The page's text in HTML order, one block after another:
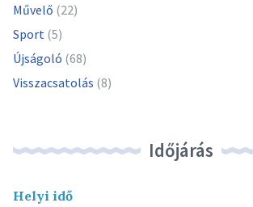
Művelő (22)
Sport (5)
Újságoló (68)
Visszacsatolás (8)
Időjárás
Helyi idő